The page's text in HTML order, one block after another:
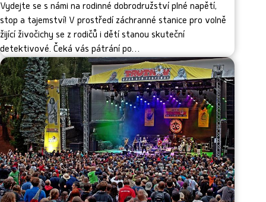
Vydejte se s námi na rodinné dobrodružství plné napětí,
stop a tajemství! V prostředí záchranné stanice pro volně
žijící živočichy se z rodičů i dětí stanou skuteční
detektivové. Čeká vás pátrání po…